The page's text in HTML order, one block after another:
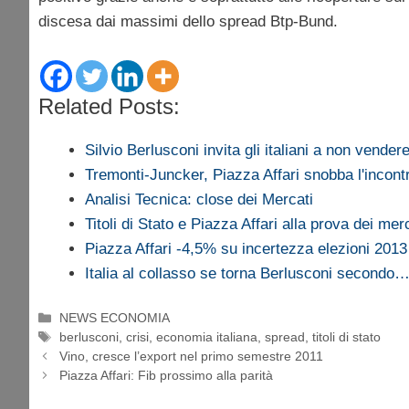
discesa dai massimi dello spread Btp-Bund.
Related Posts:
Silvio Berlusconi invita gli italiani a non
Tremonti-Juncker, Piazza Affari snobba
Analisi Tecnica: close dei Mercati
Titoli di Stato e Piazza Affari alla prova dei
Piazza Affari -4,5% su incertezza elezioni 2013
Italia al collasso se torna Berlusconi secondo…
Categorie
NEWS ECONOMIA
Tag
berlusconi ,crisi ,economia italiana ,spread ,titoli di stato
Vino, cresce l’export nel primo semestre 2011
Piazza Affari: Fib prossimo alla parità